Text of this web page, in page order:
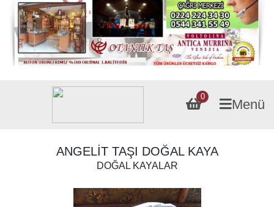
0
Menü
ANGELİT TAŞI DOĞAL KAYA
DOĞAL KAYALAR